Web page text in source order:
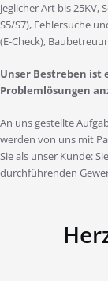
jeglicher Art bis 25KV,
S5/S7), Fehlersuche
(E-Check),
Unser Bestreben ist
Problemlösungen
An uns gestellte
werden von uns mit
Sie als unser Kunde:
durchführenden